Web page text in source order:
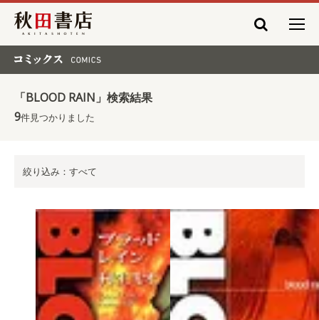
秋田書店
「BLOOD RAIN」検索結果
9件見つかりました
絞り込み：すべて